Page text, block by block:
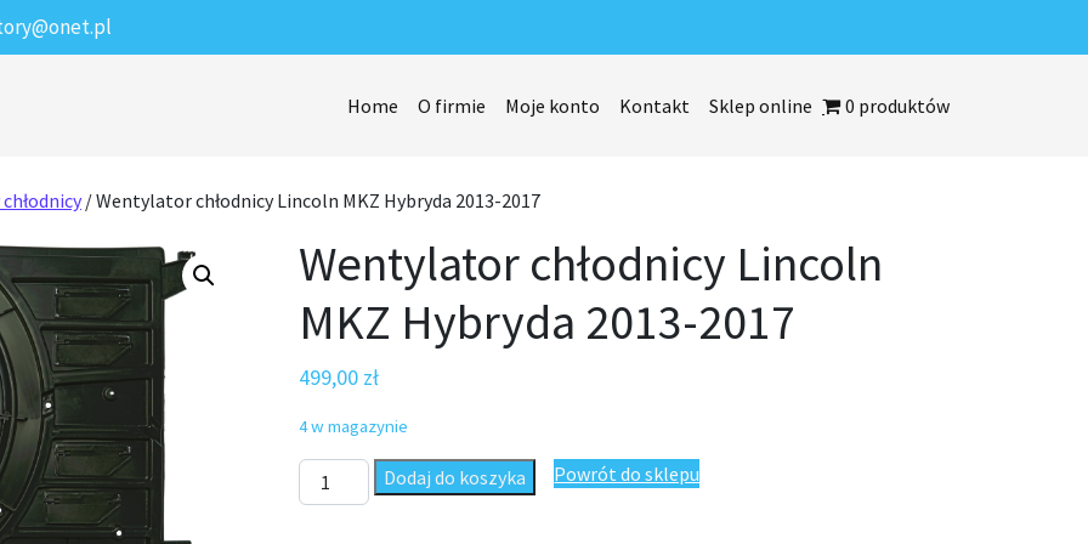
Home O firmie Moje konto Kontakt Sklep online 0 produktów
/ Wentylator chłodnicy Lincoln MKZ Hybryda 2013-2017
Wentylator chłodnicy Lincoln
MKZ Hybryda 2013-2017
499,00 zł
4 w magazynie
ilość Wentylator chłodnicy Lincoln MKZ Hybryda 2013-2017
Dodaj do koszyka Powrót do sklepu